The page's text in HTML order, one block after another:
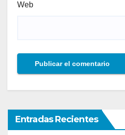
Web
Entradas Recientes